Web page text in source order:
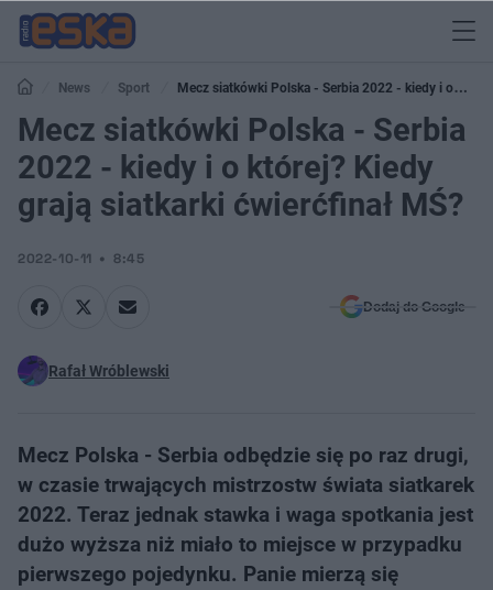
News Sport
Mecz siatkówki Polska - Serbia 2022 - kiedy i o
której? Kiedy grają siatkarki ćwierćfinał MŚ?
Mecz siatkówki Polska - Serbia
2022 - kiedy i o której? Kiedy
grają siatkarki ćwierćfinał MŚ?
2022-10-11 8:45
Dodaj do Google
Rafał Wróblewski
Mecz Polska - Serbia odbędzie się po raz drugi,
w czasie trwających mistrzostw świata siatkarek
2022. Teraz jednak stawka i waga spotkania jest
dużo wyższa niż miało to miejsce w przypadku
pierwszego pojedynku. Panie mierzą się